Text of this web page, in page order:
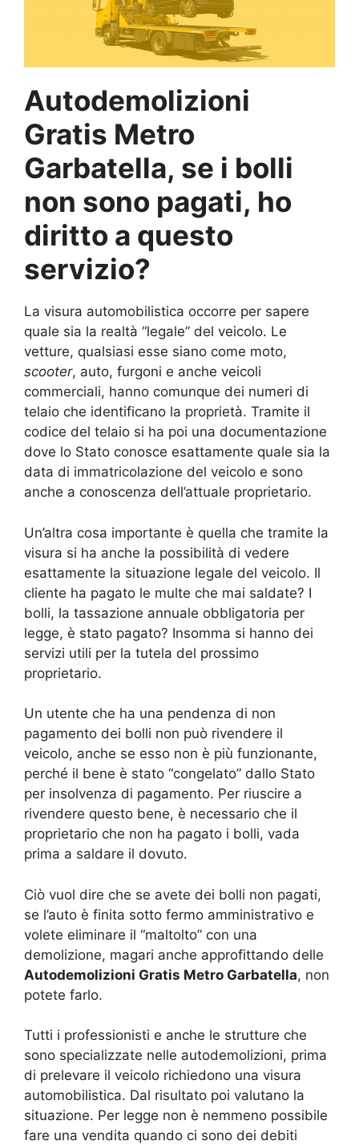
Autodemolizioni
Gratis Metro
Garbatella, se i bolli
non sono pagati, ho
diritto a questo
servizio?
La visura automobilistica occorre per sapere
quale sia la realtà “legale” del veicolo. Le
vetture, qualsiasi esse siano come moto,
scooter, auto, furgoni e anche veicoli
commerciali, hanno comunque dei numeri di
telaio che identificano la proprietà. Tramite il
codice del telaio si ha poi una documentazione
dove lo Stato conosce esattamente quale sia la
data di immatricolazione del veicolo e sono
anche a conoscenza dell’attuale proprietario.
Un’altra cosa importante è quella che tramite la
visura si ha anche la possibilità di vedere
esattamente la situazione legale del veicolo. Il
cliente ha pagato le multe che mai saldate? I
bolli, la tassazione annuale obbligatoria per
legge, è stato pagato? Insomma si hanno dei
servizi utili per la tutela del prossimo
proprietario.
Un utente che ha una pendenza di non
pagamento dei bolli non può rivendere il
veicolo, anche se esso non è più funzionante,
perché il bene è stato “congelato” dallo Stato
per insolvenza di pagamento. Per riuscire a
rivendere questo bene, è necessario che il
proprietario che non ha pagato i bolli, vada
prima a saldare il dovuto.
Ciò vuol dire che se avete dei bolli non pagati,
se l’auto è finita sotto fermo amministrativo e
volete eliminare il “maltolto” con una
demolizione, magari anche approfittando delle
Autodemolizioni Gratis Metro Garbatella, non
potete farlo.
Tutti i professionisti e anche le strutture che
sono specializzate nelle autodemolizioni, prima
di prelevare il veicolo richiedono una visura
automobilistica. Dal risultato poi valutano la
situazione. Per legge non è nemmeno possibile
fare una vendita quando ci sono dei debiti